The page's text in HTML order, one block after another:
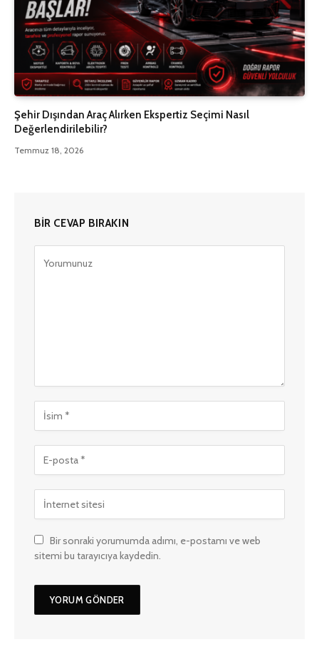
Şehir Dışından Araç Alırken Ekspertiz Seçimi Nasıl
Değerlendirilebilir?
Temmuz 18, 2026
BIR CEVAP BIRAKIN
Bir sonraki yorumumda adımı, e-postamı ve web
sitemi bu tarayıcıya kaydedin.